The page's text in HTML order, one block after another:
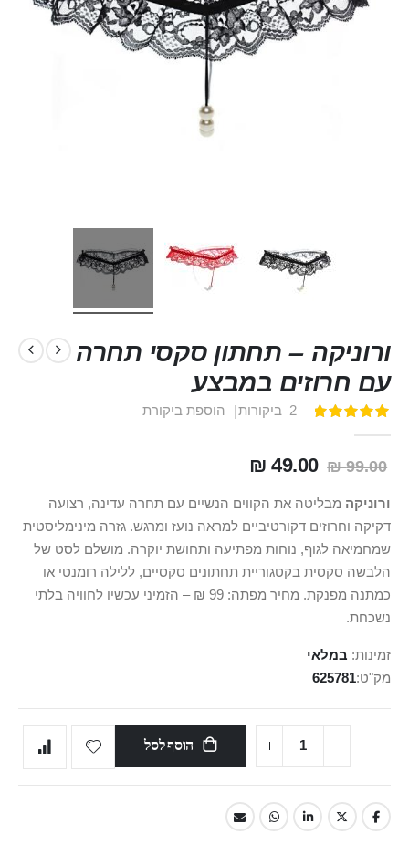
ורוניקה – תחתון סקסי תחרה
עם חרוזים במבצע
דירוג:
2 ביקורות הוספת ביקורת
99.00 ₪
49.00 ₪
ורוניקה מבליטה את הקווים הנשיים עם תחרה עדינה, רצועה
דקיקה וחרוזים דקורטיביים למראה נועז ומרגש. גזרה מינימליסטית
שמחמיאה לגוף, נוחות מפתיעה ותחושת יוקרה. מושלם לסט של
הלבשה סקסית בקטגוריית תחתונים סקסיים, ללילה רומנטי או
כמתנה מפנקת. מחיר מפתה: 99 ₪ – הזמיני עכשיו לחוויה בלתי
נשכחת.
זמינות: במלאי
מק"ט 625781
הוסף לסל